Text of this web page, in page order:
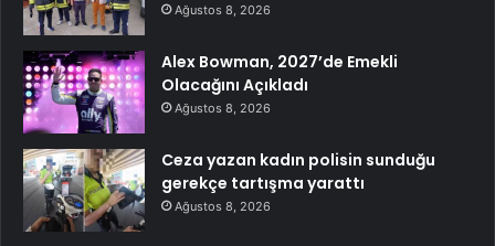
Ağustos 8, 2026
Alex Bowman, 2027’de Emekli
Olacağını Açıkladı
Ağustos 8, 2026
Ceza yazan kadın polisin sunduğu
gerekçe tartışma yarattı
Ağustos 8, 2026